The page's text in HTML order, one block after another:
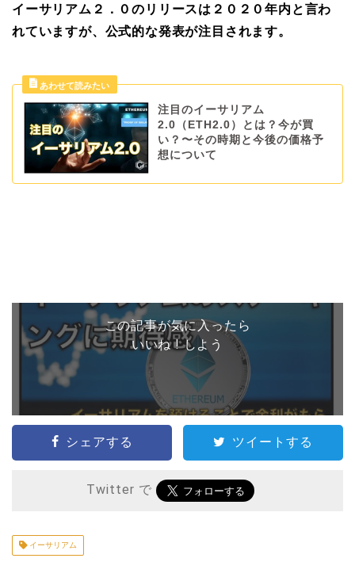
イーサリアム２．０のリリースは２０２０年内と言わ
れていますが、公式的な発表が注目されます。
注目のイーサリアム
2.0（ETH2.0）とは？今が買
い？〜その時期と今後の価格予
想について
この記事が気に入ったら
いいね ! しよう
シェアする ツイートする
Twitter で
イーサリアム